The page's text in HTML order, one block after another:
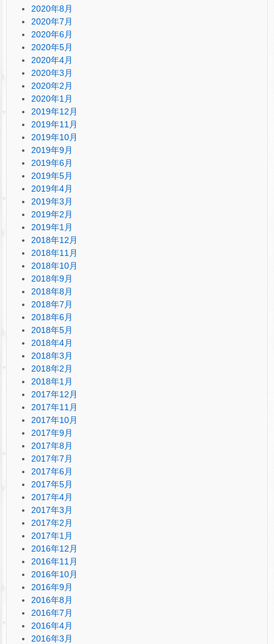
2020年8月
2020年7月
2020年6月
2020年5月
2020年4月
2020年3月
2020年2月
2020年1月
2019年12月
2019年11月
2019年10月
2019年9月
2019年6月
2019年5月
2019年4月
2019年3月
2019年2月
2019年1月
2018年12月
2018年11月
2018年10月
2018年9月
2018年8月
2018年7月
2018年6月
2018年5月
2018年4月
2018年3月
2018年2月
2018年1月
2017年12月
2017年11月
2017年10月
2017年9月
2017年8月
2017年7月
2017年6月
2017年5月
2017年4月
2017年3月
2017年2月
2017年1月
2016年12月
2016年11月
2016年10月
2016年9月
2016年8月
2016年7月
2016年4月
2016年3月